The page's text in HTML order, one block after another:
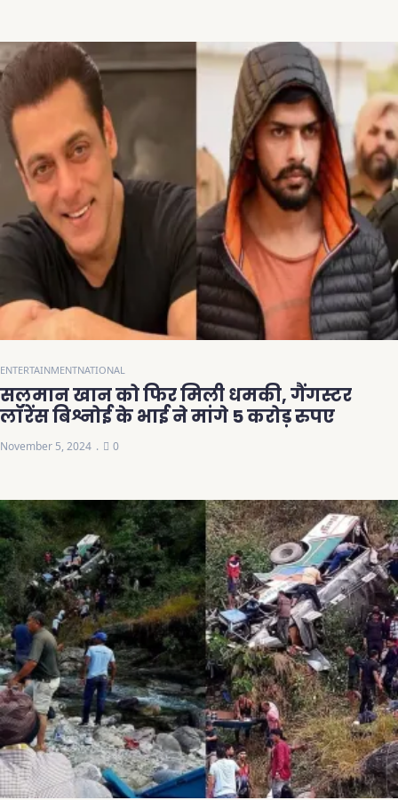
ENTERTAINMENTNATIONAL
सलमान खान को फिर मिली धमकी, गैंगस्टर
लॉरेंस बिश्नोई के भाई ने मांगे 5 करोड़ रुपए
November 5, 2024 0